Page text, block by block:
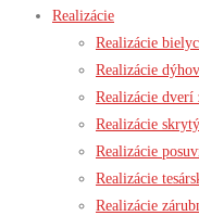
Realizácie
Realizácie
Realizácie
Realizácie
Realizácie
Realizácie
Realizácie
Realizácie